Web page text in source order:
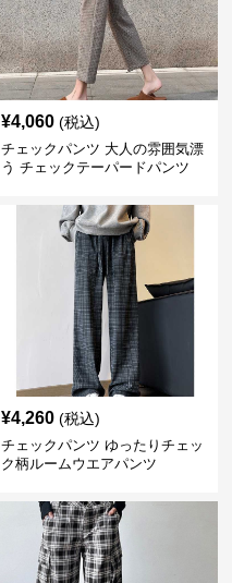
¥4,060 (税込)
チェックパンツ 大人の雰囲気漂
う チェックテーパードパンツ
¥4,260 (税込)
チェックパンツ ゆったりチェッ
ク柄ルームウエアパンツ